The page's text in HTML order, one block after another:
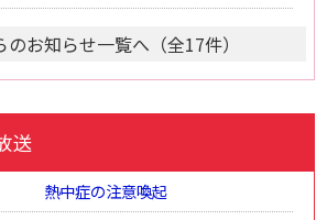
のお知らせ一覧へ（全17件）
送
熱中症の注意喚起